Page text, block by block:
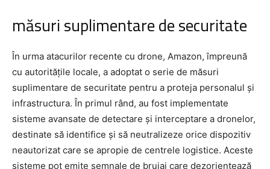
măsuri suplimentare de securitate
În urma atacurilor recente cu drone, Amazon, împreună
cu autoritățile locale, a adoptat o serie de măsuri
suplimentare de securitate pentru a proteja personalul și
infrastructura. În primul rând, au fost implementate
sisteme avansate de detectare și interceptare a dronelor,
destinate să identifice și să neutralizeze orice dispozitiv
neautorizat care se apropie de centrele logistice. Aceste
sisteme pot emite semnale de bruiaj care dezorientează